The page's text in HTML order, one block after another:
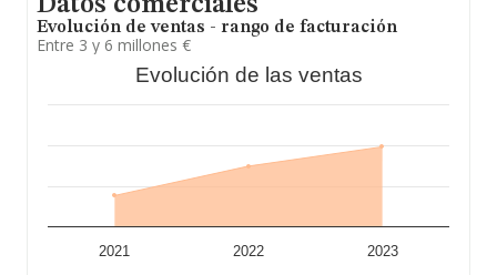
Datos comerciales
Evolución de ventas - rango de facturación
Entre 3 y 6 millones €
Evolución de las ventas
2021 2022 2023